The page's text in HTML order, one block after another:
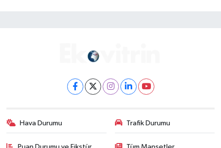
Hava Durumu Trafik Durumu